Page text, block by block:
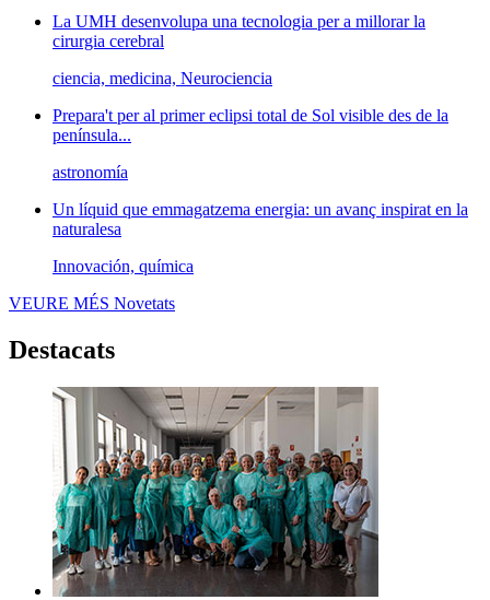
La UMH desenvolupa una tecnologia per a millorar la
cirurgia cerebral
ciencia, medicina, Neurociencia
Prepara't per al primer eclipsi total de Sol visible des de la
península...
astronomía
Un líquid que emmagatzema energia: un avanç inspirat en la
naturalesa
Innovación, química
VEURE MÉS Novetats
Destacats